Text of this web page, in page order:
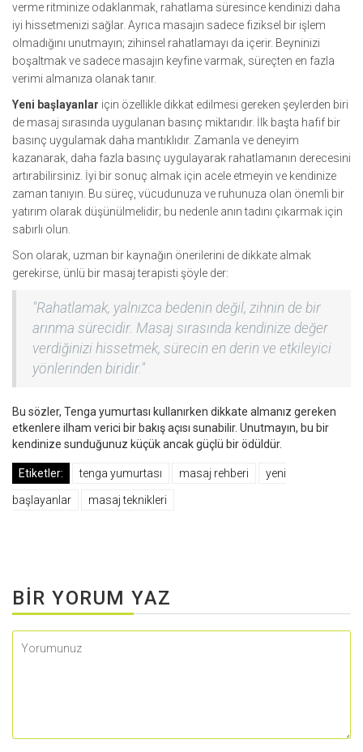
verme ritminize odaklanmak, rahatlama süresince kendinizi daha
iyi hissetmenizi sağlar. Ayrıca masajın sadece fiziksel bir işlem
olmadığını unutmayın; zihinsel rahatlamayı da içerir. Beyninizi
boşaltmak ve sadece masajın keyfine varmak, süreçten en fazla
verimi almanıza olanak tanır.
Yeni başlayanlar için özellikle dikkat edilmesi gereken şeylerden biri
de masaj sırasında uygulanan basınç miktarıdır. İlk başta hafif bir
basınç uygulamak daha mantıklıdır. Zamanla ve deneyim
kazanarak, daha fazla basınç uygulayarak rahatlamanın derecesini
artırabilirsiniz. İyi bir sonuç almak için acele etmeyin ve kendinize
zaman tanıyın. Bu süreç, vücudunuza ve ruhunuza olan önemli bir
yatırım olarak düşünülmelidir; bu nedenle anın tadını çıkarmak için
sabırlı olun.
Son olarak, uzman bir kaynağın önerilerini de dikkate almak
gerekirse, ünlü bir masaj terapisti şöyle der:
"Rahatlamak, yalnızca bedenin değil, zihnin de bir
arınma sürecidir. Masaj sırasında kendinize değer
verdiğinizi hissetmek, sürecin en derin ve etkileyici
yönlerinden biridir."
Bu sözler, Tenga yumurtası kullanırken dikkate almanız gereken
etkenlere ilham verici bir bakış açısı sunabilir. Unutmayın, bu bir
kendinize sunduğunuz küçük ancak güçlü bir ödüldür.
Etiketler: tenga yumurtası masaj rehberi yeni
başlayanlar masaj teknikleri
BIR YORUM YAZ